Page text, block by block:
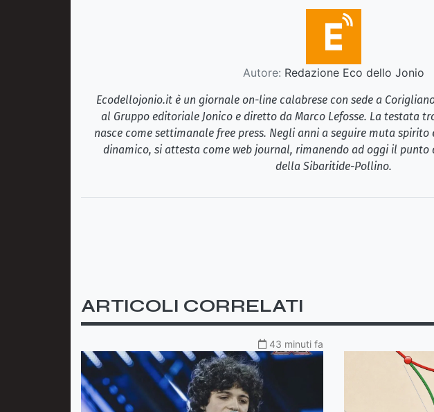
Autore: Redazione Eco dello Jonio
Ecodellojonio.it è un giornale on-line calabrese con sede a
al Gruppo editoriale Jonico e diretto da Marco Lefosse. La testata
nasce come settimanale free press. Negli anni a seguire muta spirito
dinamico, si attesta come web journal, rimanendo ad oggi il
della Sibaritide-Pollino.
ARTICOLI CORRELATI
43 minuti fa